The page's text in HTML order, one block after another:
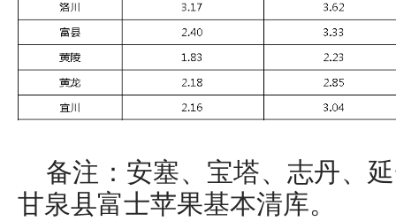
备注：安塞、宝塔、志丹、
甘泉县富士苹果基本清库。